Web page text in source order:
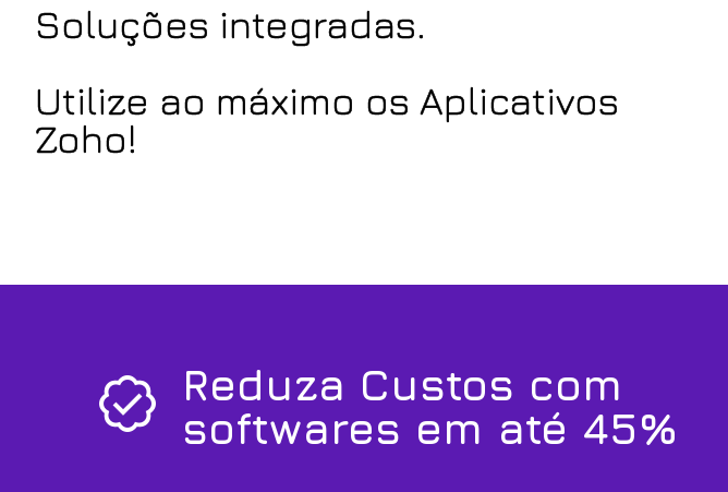
Soluções integradas.
Utilize ao máximo os Aplicativos
Zoho!
Reduza Custos com
softwares em até 45%